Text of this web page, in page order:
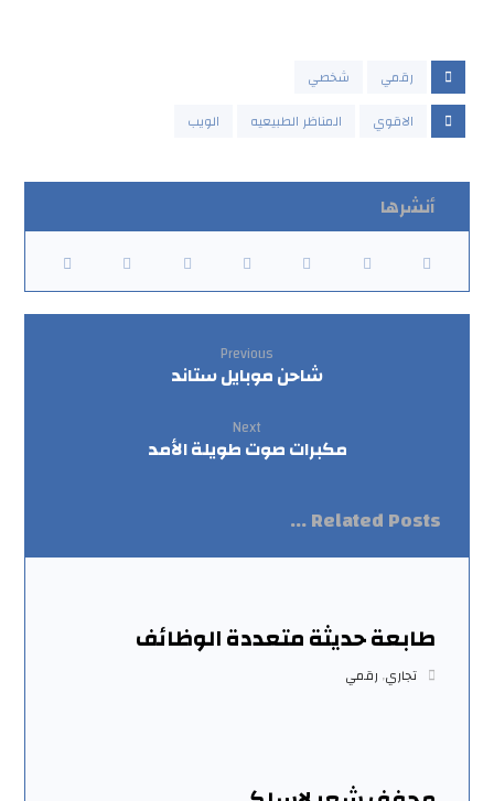
رقمي
شخصي
الاقوي
المناظر الطبيعيه الويب
Previous
شاحن موبايل ستاند
Next
مكبرات صوت طويلة الأمد
Related Posts ...
طابعة حديثة متعددة الوظائف
تجاري, رقمي